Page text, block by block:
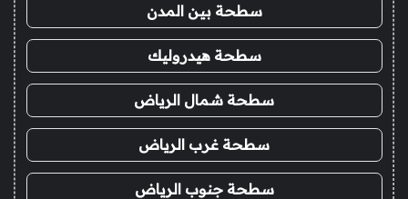
سطحة بين المدن
سطحة هيدروليك
سطحة شمال الرياض
سطحة غرب الرياض
سطحة جنوب الرياض